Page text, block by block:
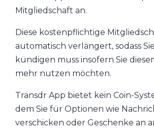
Mitgliedschaft an.
Diese kostenpflichtige
automatisch verlängert, sodass
kündigen muss insofern Sie
mehr nutzen möchten.
Transdr App bietet kein Coin-
dem Sie für Optionen wie
verschicken oder Geschenke an